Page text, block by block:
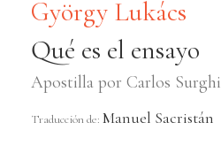
György Lukács
Qué es el ensayo
Apostilla por Carlos Surghi
Traducción de: Manuel Sacristán